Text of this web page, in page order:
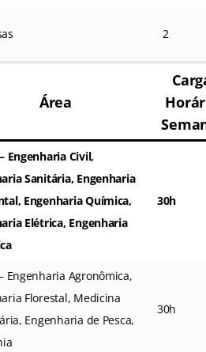
2
Área
Engenharia Civil,
Sanitária, Engenharia
Engenharia Química,
Elétrica, Engenharia
30h
Engenharia Agronômica,
Florestal, Medicina
Engenharia de Pesca,
30h